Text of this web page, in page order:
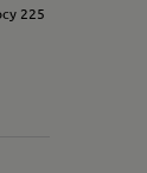
225